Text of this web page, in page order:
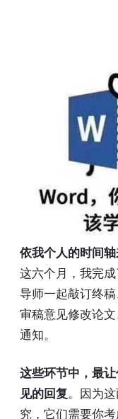
依我个人的时间
这六个月，我完
导师一起敲订终
审稿意见修改论
通知。
这些环节中，最
见的回复。因为
究，它们需要你